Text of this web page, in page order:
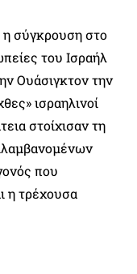
η σύγκρουση στο
του Ισραήλ
Ουάσιγκτον την
ισραηλινοί
στοίχισαν τη
που
η τρέχουσα